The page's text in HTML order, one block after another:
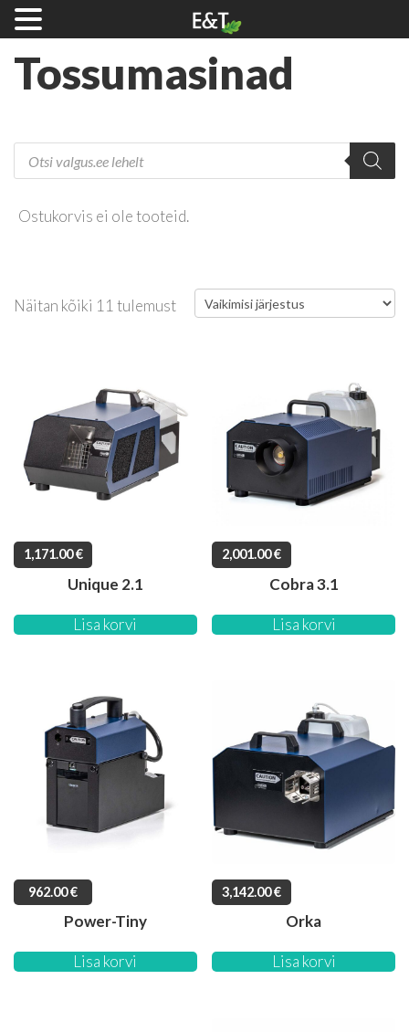
Tossumasinad
search
Ostukorvis ei ole tooteid.
Näitan kõiki 11 tulemust
1,171.00€
Unique 2.1
Lisa korvi
2,001.00€
Cobra 3.1
Lisa korvi
962.00€
Power-Tiny
Lisa korvi
3,142.00€
Orka
Lisa korvi